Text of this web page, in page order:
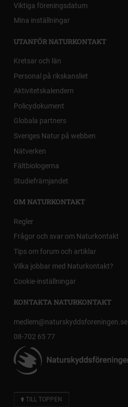
Viktiga föreningsdatum
Mina inställningar
UTANFÖR NATURKONTAKT
Kretsar och län
Personal på rikskansliet
Aktivitetskalendern
Policydokument
Globala partners
Sveriges Natur på webben
Nätverken
Fältbiologerna
Studiefrämjandet
OM NATURKONTAKT
Regler
Frågor och svar om Naturkontakt
Tips om forum och artiklar
Vilka jobbar med Naturkontakt?
Cookie-inställningar
KONTAKTA NATURKONTAKT
medlem@naturskyddsforeningen.se
08-702 65 77
TILL TOPPEN